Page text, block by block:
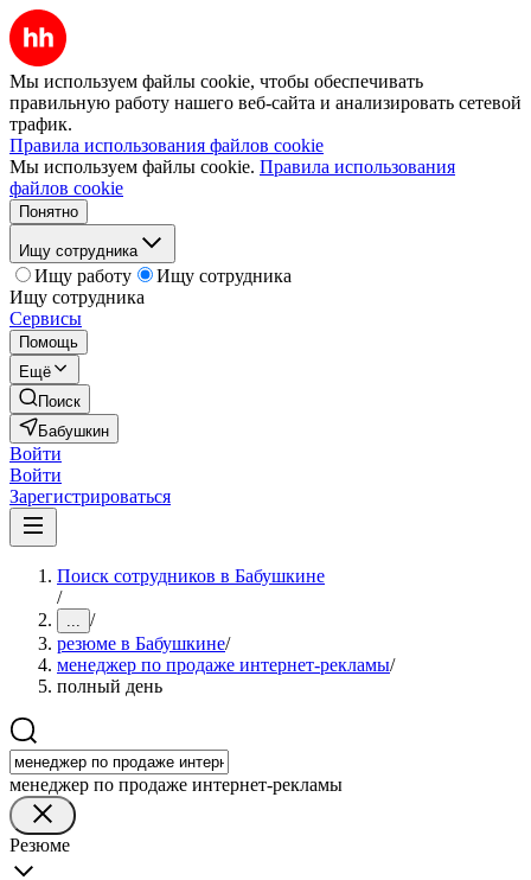
Мы используем файлы cookie, чтобы обеспечивать
правильную работу нашего веб-сайта и анализировать сетевой
трафик.
Правила использования файлов cookie
Мы используем файлы cookie. Правила использования
файлов cookie
Понятно
Ищу сотрудника
Ищу работу
Ищу сотрудника
Ищу сотрудника
Сервисы
Помощь
Ещё
Поиск
Бабушкин
Войти
Войти
Зарегистрироваться
Поиск сотрудников в Бабушкине
/
... /
резюме в Бабушкине/
менеджер по продаже интернет-рекламы/
полный день
менеджер по продаже интернет-рекламы
Резюме